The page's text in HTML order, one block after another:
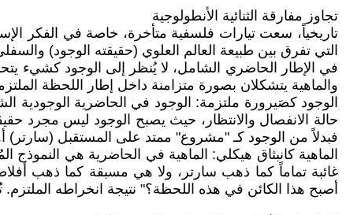
تجاوز مفارقة الثنائية الأنطولوجية
التي تفرق بين طبيعة العالم العلوي (حقيقته الوجود)
في الإطار الحاضري الشامل، لا يُنظر إلى الوجود كشيء
والماهية يتشكلان بصورة متزامنة داخل إطار اللحظة
الوجود كصَيرورة ملتزمة: الوجود في الحاضرية الوجودية
حالة الانفصال والانتظار، حيث يصبح الوجود ليس مجرد
فبدلاً من الوجود كـ "مشروع" ممتد على المستقبل (سارتر)
الماهية كانبثاق هيكلي: الماهية في الحاضرية هي النموذج
غائبة تماماً كما ذهب سارتر، ولا هي مسبقة كما ذهب
أصبح هذا الكائن في هذه اللحظة؟" نتيجة انخراطه